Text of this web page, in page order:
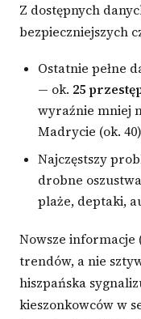
Z dostępnych
bezpieczniejszych
Ostatnie pełne
— ok. 25
wyraźnie mniej
Madrycie (ok.
Najczęstszy
drobne
plaże, deptaki,
Nowsze informacje
trendów, a nie
hiszpańska
kieszonkowców w